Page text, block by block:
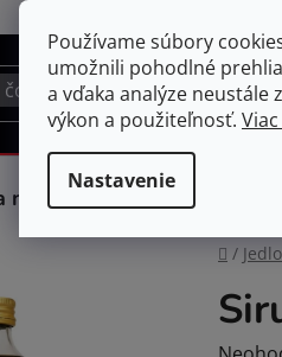
Používame súbory
umožnili pohodlné
a vďaka analýze neustále
výkon a použiteľnosť.
Nastavenie
nápoje Spotrebiče do
Domov
/